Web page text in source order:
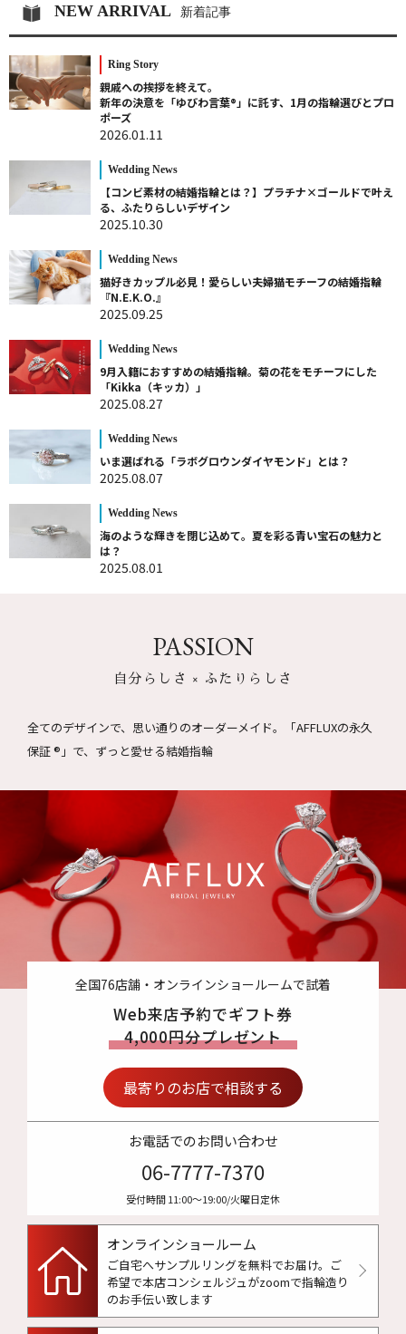
NEW ARRIVAL 新着記事
Ring Story
親戚への挨拶を終えて。
新年の決意を「ゆびわ言葉®」に託す、1月の指輪選びとプロ
ポーズ
2026.01.11
Wedding News
【コンビ素材の結婚指輪とは？】プラチナ×ゴールドで叶え
る、ふたりらしいデザイン
2025.10.30
Wedding News
猫好きカップル必見！愛らしい夫婦猫モチーフの結婚指輪
『N.E.K.O.』
2025.09.25
Wedding News
9月入籍におすすめの結婚指輪。菊の花をモチーフにした
「Kikka（キッカ）」
2025.08.27
Wedding News
いま選ばれる「ラボグロウンダイヤモンド」とは？
2025.08.07
Wedding News
海のような輝きを閉じ込めて。夏を彩る青い宝石の魅力と
は？
2025.08.01
PASSION
自分らしさ × ふたりらしさ
全てのデザインで、思い通りのオーダーメイド。
「AFFLUXの永久
保証 ®」で、ずっと愛せる結婚指輪
全国76店舗・オンラインショールームで試着
Web来店予約でギフト券
4,000円分プレゼント
最寄りのお店で相談する
お電話でのお問い合わせ
06-7777-7370
受付時間 11:00〜19:00/火曜日定休
オンラインショールーム
ご自宅へサンプルリングを無料でお届け。 ご
希望で本店コンシェルジュがzoomで指輪造り
のお手伝い致します